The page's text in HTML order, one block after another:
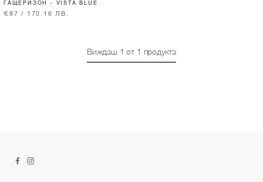
ГАЩЕРИЗОН - VISTA BLUE
€87 / 170.16 ЛВ.
Виждаш 1 от 1 продукта